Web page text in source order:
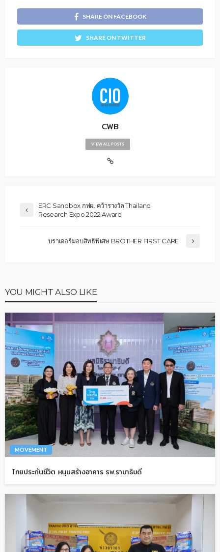
SHARE ON FACEBOOK
SHARE ON TWITTER
CWB
VIEW ALL POSTS
ERC Sandbox กฟผ. คว้ารางวัล Thailand
Research Expo 2022 Award
บราเดอร์มอบสิทธิพิเศษ BROTHER FIRST CARE
YOU MIGHT ALSO LIKE
MOVEMENT
ไทยประกันชีวิต หนุนสร้างอาคาร รพ.รามาธิบดี